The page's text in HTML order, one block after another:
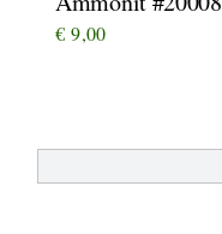
€ 9,00